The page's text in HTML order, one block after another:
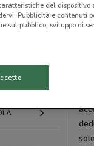
e
del dispositivo
Pubblicità e contenuti
sul pubblico, sviluppo di